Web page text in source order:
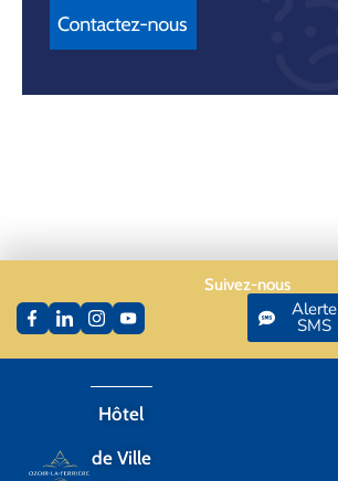
Hôtel
de Ville
Suivez-nous
Alerte
SMS